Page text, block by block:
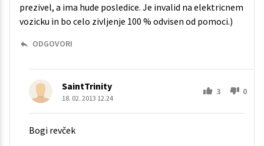
prezivel, a ima hude posledice. Je invalid na elektricnem
vozicku in bo celo zivljenje 100 % odvisen od pomoci.)
ODGOVORI
SaintTrinity
18. 02. 2013 12.24
3 0
Bogi revček